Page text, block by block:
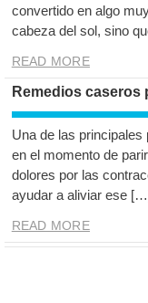
convertido en algo
cabeza del sol, sino
READ MORE
Remedios caseros
Una de las
en el momento de
dolores por las
ayudar a aliviar ese
READ MORE